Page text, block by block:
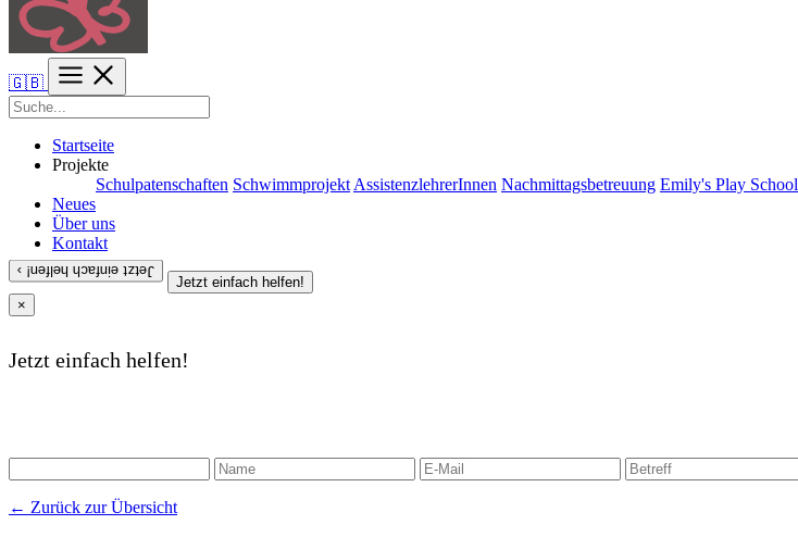
🇬🇧
Startseite
Projekte
Schulpatenschaften Schwimmprojekt AssistenzlehrerInnen Nachmittagsbetreuung Emily's Play School
Neues
Über uns
Kontakt
Jetzt einfach helfen! ›
Jetzt einfach helfen!
×
Jetzt einfach helfen!
← Zurück zur Übersicht